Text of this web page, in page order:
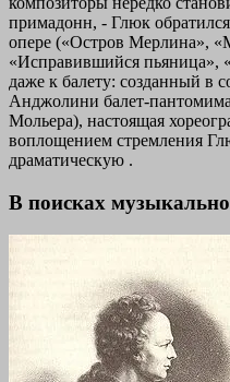
примадонн, - Глюк
опере («Остров Мерлина»,
«Исправившийся пьяница»,
даже к балету: созданный в
Анджолини балет-
Мольера), настоящая
воплощением стремления
драматическую .
В поисках